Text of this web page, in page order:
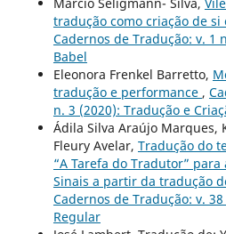
tradução como criação de si
Cadernos de Tradução: v. 1
Babel
Eleonora Frenkel Barretto,
tradução e performance ,
n. 3 (2020): Tradução e
Ádila Silva Araújo Marques,
Fleury Avelar, Tradução do
“A Tarefa do Tradutor”
Sinais a partir da tradução
Cadernos de Tradução: v.
Regular